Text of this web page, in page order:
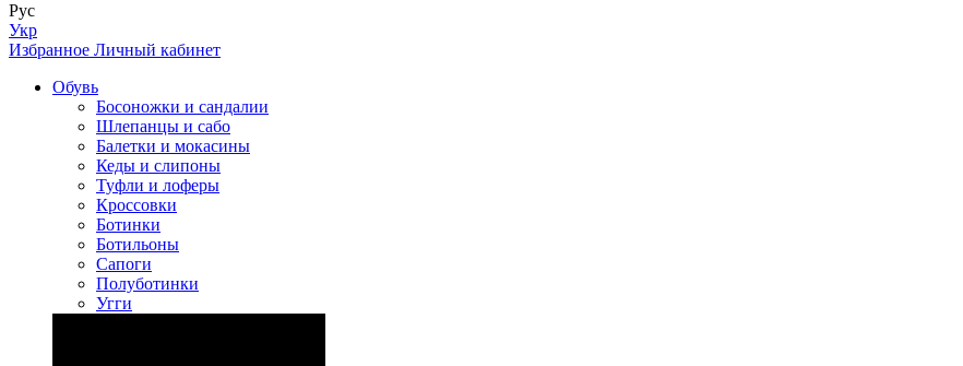
Рус
Укр
Избранное Личный кабинет
Обувь
Босоножки и сандалии
Шлепанцы и сабо
Балетки и мокасины
Кеды и слипоны
Туфли и лоферы
Кроссовки
Ботинки
Ботильоны
Сапоги
Полуботинки
Угги